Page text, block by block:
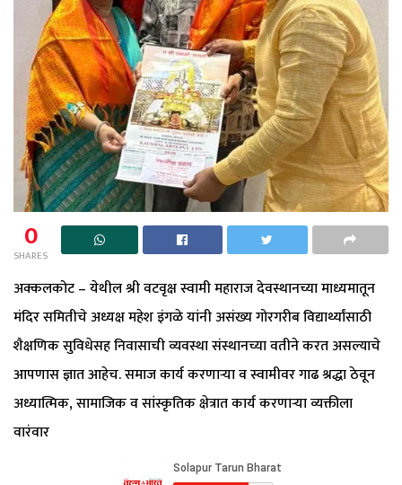
0
SHARES
अक्कलकोट – येथील श्री वटवृक्ष स्वामी महाराज देवस्थानच्या माध्यमातून
मंदिर समितीचे अध्यक्ष महेश इंगळे यांनी असंख्य गोरगरीब विद्यार्थ्यांसाठी
शैक्षणिक सुविधेसह निवासाची व्यवस्था संस्थानच्या वतीने करत असल्याचे
आपणास ज्ञात आहेच. समाज कार्य करणाऱ्या व स्वामीवर गाढ श्रद्धा ठेवून
अध्यात्मिक, सामाजिक व सांस्कृतिक क्षेत्रात कार्य करणाऱ्या व्यक्तीला
वारंवार